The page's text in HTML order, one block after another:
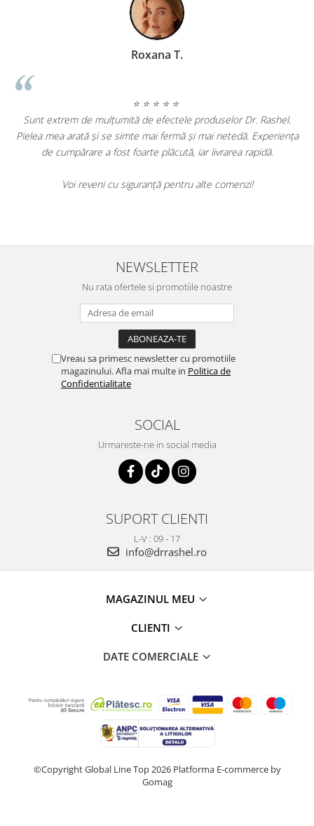
Geanina Lungu Prezentator TV
⭐ ⭐ ⭐ ⭐ ⭐
Am încercat mai multe produse Dr. Rashel și sunt
de rezultate. Tenul meu este vizibil mai luminos și ridurile
NEWSLETTER
Nu rata ofertele si promotiile noastre
Vreau sa primesc newsletter cu promotiile
magazinului. Afla mai multe in Politica de
Confidentialitate
SOCIAL
Urmareste-ne in social media
SUPORT CLIENTI
L-V : 09 - 17
info@drrashel.ro
MAGAZINUL MEU
CLIENTI
DATE COMERCIALE
©Copyright Global Line Top 2026 Platforma E-commerce by
Gomag